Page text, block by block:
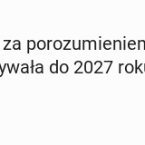
do 2027